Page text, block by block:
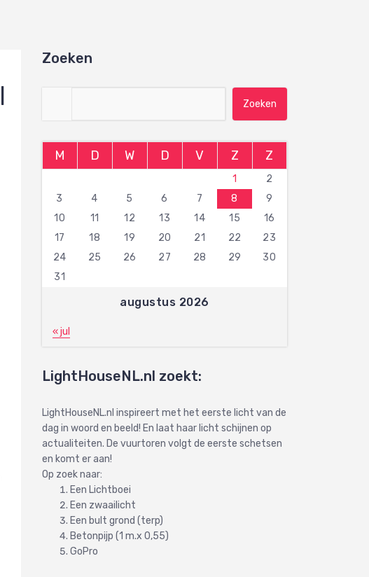
Zoeken
augustus 2026
M D W D V Z Z
1
2
3
4 5 6 7 8
9
10
11 12 13 14 15
16
17
18 19 20 21 22
23
24
25 26 27 28 29
30
31
« jul
LightHouseNL.nl zoekt:
LightHouseNL.nl inspireert met het eerste licht van de
dag in woord en beeld! En laat haar licht schijnen op
actualiteiten. De vuurtoren volgt de eerste schetsen
en komt er aan!
Op zoek naar:
Een Lichtboei
Een zwaailicht
Een bult grond (terp)
Betonpijp (1 m.x 0,55)
GoPro